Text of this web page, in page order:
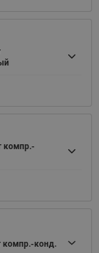
компр.-
компр.-конд.